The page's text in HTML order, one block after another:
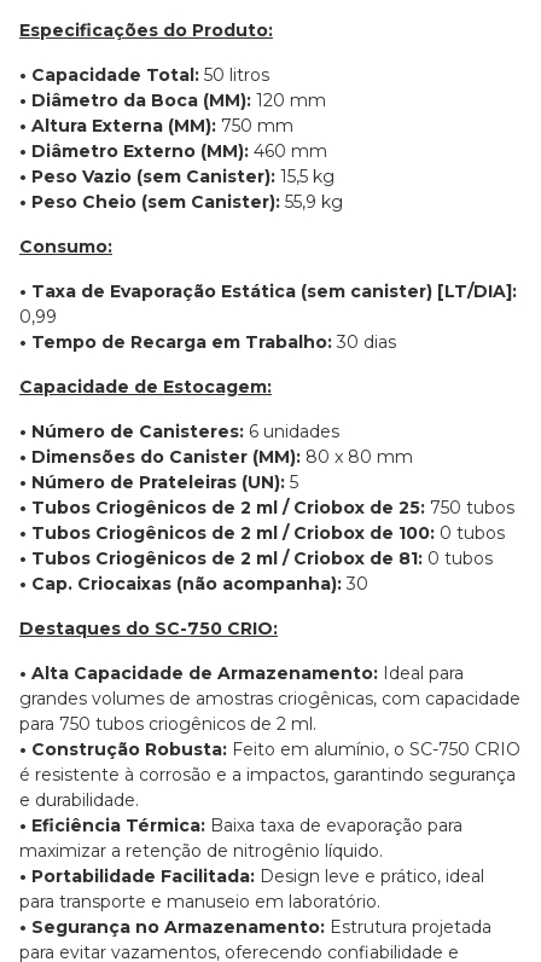
Especificações do Produto:
• Capacidade Total: 50 litros
• Diâmetro da Boca (MM): 120 mm
• Altura Externa (MM): 750 mm
• Diâmetro Externo (MM): 460 mm
• Peso Vazio (sem Canister): 15,5 kg
• Peso Cheio (sem Canister): 55,9 kg
Consumo:
• Taxa de Evaporação Estática (sem canister) [LT/DIA]:
0,99
• Tempo de Recarga em Trabalho: 30 dias
Capacidade de Estocagem:
• Número de Canisteres: 6 unidades
• Dimensões do Canister (MM): 80 x 80 mm
• Número de Prateleiras (UN): 5
• Tubos Criogênicos de 2 ml / Criobox de 25: 750 tubos
• Tubos Criogênicos de 2 ml / Criobox de 100: 0 tubos
• Tubos Criogênicos de 2 ml / Criobox de 81: 0 tubos
• Cap. Criocaixas (não acompanha): 30
Destaques do SC-750 CRIO:
• Alta Capacidade de Armazenamento: Ideal para
grandes volumes de amostras criogênicas, com capacidade
para 750 tubos criogênicos de 2 ml.
• Construção Robusta: Feito em alumínio, o SC-750 CRIO
é resistente à corrosão e a impactos, garantindo segurança
e durabilidade.
• Eficiência Térmica: Baixa taxa de evaporação para
maximizar a retenção de nitrogênio líquido.
• Portabilidade Facilitada: Design leve e prático, ideal
para transporte e manuseio em laboratório.
• Segurança no Armazenamento: Estrutura projetada
para evitar vazamentos, oferecendo confiabilidade e